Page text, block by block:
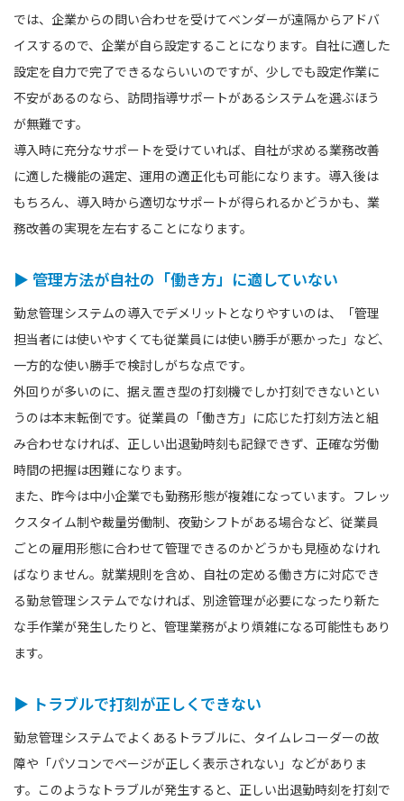
では、企業からの問い合わせを受けてベンダーが遠隔からアドバ
イスするので、企業が自ら設定することになります。自社に適した
設定を自力で完了できるならいいのですが、少しでも設定作業に
不安があるのなら、訪問指導サポートがあるシステムを選ぶほう
が無難です。
導入時に充分なサポートを受けていれば、自社が求める業務改善
に適した機能の選定、運用の適正化も可能になります。導入後は
もちろん、導入時から適切なサポートが得られるかどうかも、業
務改善の実現を左右することになります。
▶ 管理方法が自社の「働き方」に適していない
勤怠管理システムの導入でデメリットとなりやすいのは、「管理
担当者には使いやすくても従業員には使い勝手が悪かった」など、
一方的な使い勝手で検討しがちな点です。
外回りが多いのに、据え置き型の打刻機でしか打刻できないとい
うのは本末転倒です。従業員の「働き方」に応じた打刻方法と組
み合わせなければ、正しい出退勤時刻も記録できず、正確な労働
時間の把握は困難になります。
また、昨今は中小企業でも勤務形態が複雑になっています。フレッ
クスタイム制や裁量労働制、夜勤シフトがある場合など、従業員
ごとの雇用形態に合わせて管理できるのかどうかも見極めなけれ
ばなりません。就業規則を含め、自社の定める働き方に対応でき
る勤怠管理システムでなければ、別途管理が必要になったり新た
な手作業が発生したりと、管理業務がより煩雑になる可能性もあり
ます。
▶ トラブルで打刻が正しくできない
勤怠管理システムでよくあるトラブルに、タイムレコーダーの故
障や「パソコンでページが正しく表示されない」などがありま
す。このようなトラブルが発生すると、正しい出退勤時刻を打刻で